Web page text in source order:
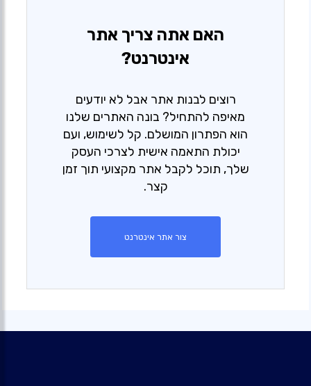
האם אתה צריך אתר
אינטרנט?
רוצים לבנות אתר אבל לא יודעים
מאיפה להתחיל? בונה האתרים שלנו
הוא הפתרון המושלם. קל לשימוש, ועם
יכולת התאמה אישית לצרכי העסק
שלך, תוכל לקבל אתר מקצועי תוך זמן
קצר.
צור אתר אינטרנט